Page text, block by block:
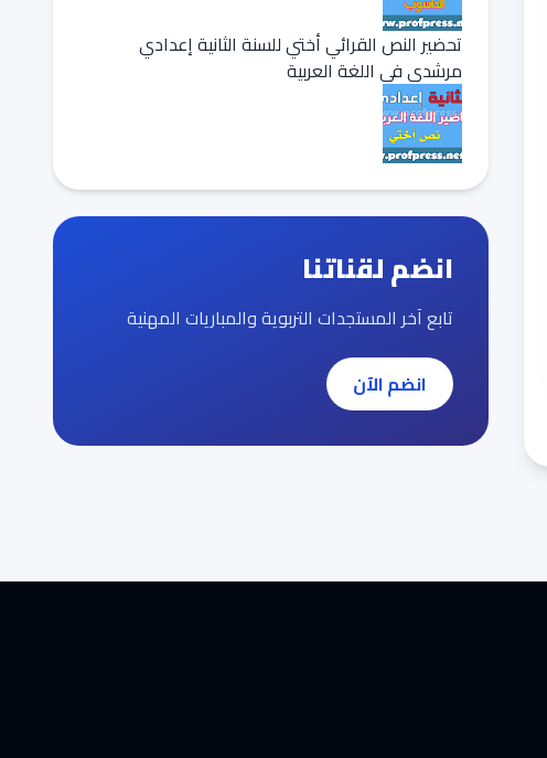
تحضير النص القرائي أختي للسنة الثانية إعدادي
مرشدي في اللغة العربية
انضم لقناتنا
تابع آخر المستجدات التربوية والمباريات المهنية
انضم الآن